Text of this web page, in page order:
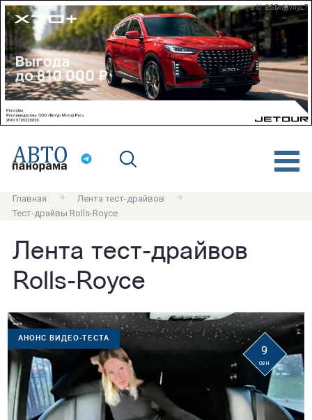
erid: 2SDnjdvnyL7
Главная
Лента тест-драйвов
Тест-драйвы Rolls-Royce
Лента тест-драйвов
Rolls-Royce
АНОНС ВИДЕО-ТЕСТА
9
сен